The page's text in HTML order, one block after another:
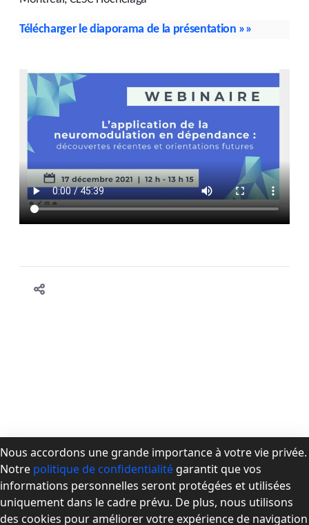
Télécharger le diaporama de la présentation »»
À propos de la CPMD
Devenir membre
Se connecter
Nous accordons une grande importance à votre vie privée.
Notre politique de confidentialité garantit que vos
informations personnelles seront protégées et utilisées
uniquement dans le cadre prévu. De plus, nous utilisons
des cookies pour améliorer votre expérience de navigation